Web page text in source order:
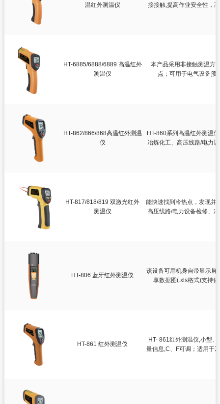
温红外测温仪
接接触,提高作业安全性，
HT-6885/6888/6889 高温红外
测温仪
本产品采用非接触测温方
点；可用于电气设备预
HT-862/866/868高温红外测温
仪
HT-860系列高温红外测温
冶炼化工、高压线路/电力
HT-817/818/819 双激光红外
测温仪
能快速找到冷热点，发现并
高压线路/电力设备检修、
HT-806 蓝牙红外测温仪
该设备可用机身自带显示屏
享数据图(.xls格式)支持
HT-861 红外测温仪
HT- 861红外测温仪,小型
量信息,C、F可调；适用于